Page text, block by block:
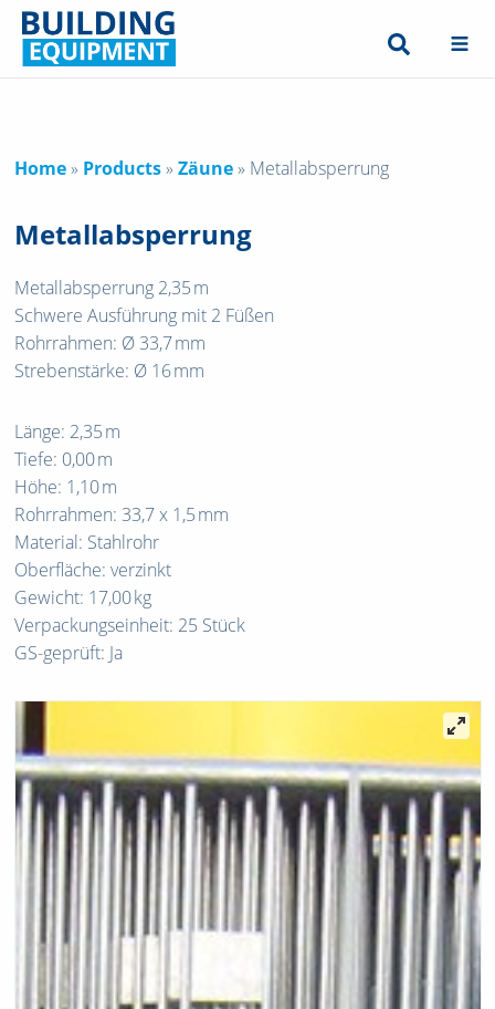
Home» Products» Zäune» Metallabsperrung
Metallabsperrung
Metallabsperrung 2,35 m
Schwere Ausführung mit 2 Füßen
Rohrrahmen: Ø 33,7 mm
Strebenstärke: Ø 16 mm
Länge: 2,35 m
Tiefe: 0,00 m
Höhe: 1,10 m
Rohrrahmen: 33,7 x 1,5 mm
Material: Stahlrohr
Oberfläche: verzinkt
Gewicht: 17,00 kg
Verpackungseinheit: 25 Stück
GS-geprüft: Ja